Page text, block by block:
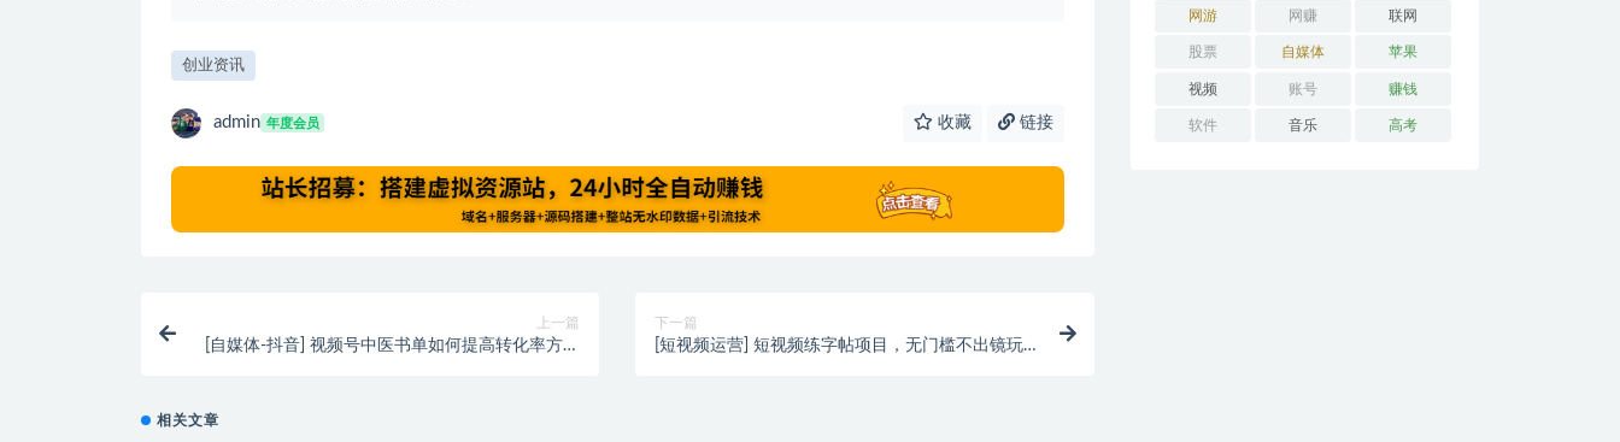
创业资讯
admin 年度会员 收藏 链接
上一篇
[自媒体-抖音] 视频号中医书单如何提高转化率方法
下一篇
[短视频运营] 短视频练字帖项目，无门槛不出镜玩
相关文章
钱
网游 网赚 联网
股票 自媒体 苹果
视频 账号 赚钱
软件 音乐 高考